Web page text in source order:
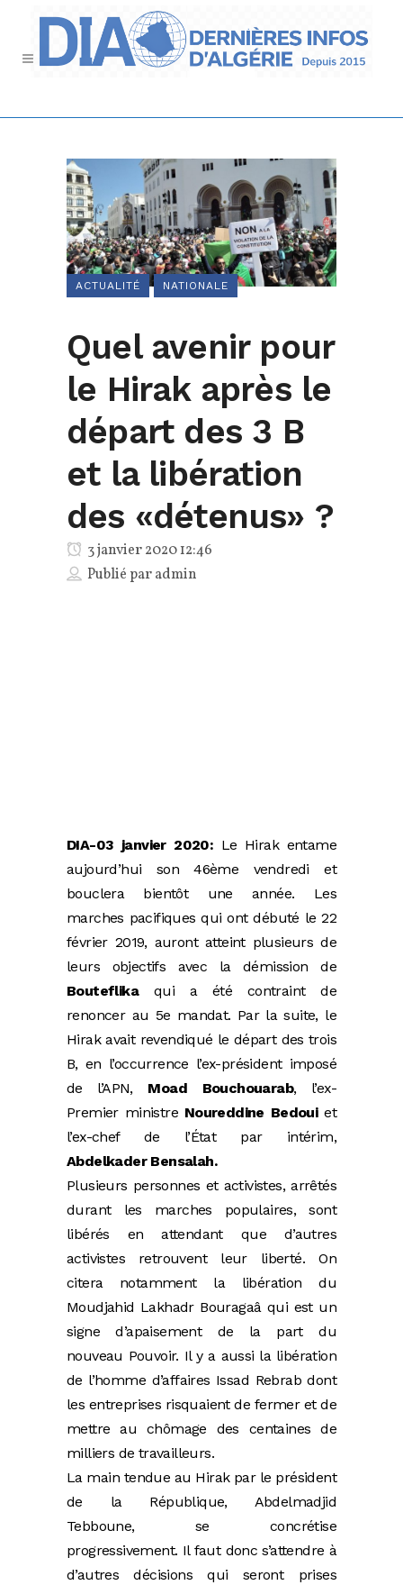
ACTUALITÉ NATIONALE
Quel avenir pour
le Hirak après le
départ des 3 B
et la libération
des «détenus» ?
3 janvier 2020 12:46
Publié paradmin
DIA-03 janvier 2020: Le Hirak entame
aujourd’hui son 46ème vendredi et
bouclera bientôt une année. Les
marches pacifiques qui ont débuté le 22
février 2019, auront atteint plusieurs de
leurs objectifs avec la démission de
Bouteflikaqui a été contraint de
renoncer au 5e mandat. Par la suite, le
Hirak avait revendiqué le départ des trois
B, en l’occurrence l’ex-président imposé
de l’APN, Moad Bouchouarab, l’ex-
Premier ministre Noureddine Bedouiet
l’ex-chef de l’État par intérim,
Abdelkader Bensalah.
Plusieurs personnes et activistes, arrêtés
durant les marches populaires, sont
libérés en attendant que d’autres
activistes retrouvent leur liberté. On
citera notamment la libération du
Moudjahid Lakhadr Bouragaâ qui est un
signe d’apaisement de la part du
nouveau Pouvoir. Il y a aussi la libération
de l’homme d’affaires Issad Rebrab dont
les entreprises risquaient de fermer et de
mettre au chômage des centaines de
milliers de travailleurs.
La main tendue au Hirak par le président
de la République, Abdelmadjid
Tebboune, se concrétise
progressivement. Il faut donc s’attendre à
d’autres décisions qui seront prises